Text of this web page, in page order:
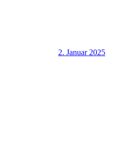
2. Januar 2025